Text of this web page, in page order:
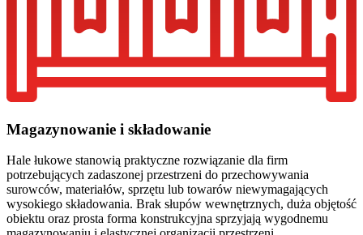
Magazynowanie i składowanie
Hale łukowe stanowią praktyczne rozwiązanie dla firm
potrzebujących zadaszonej przestrzeni do przechowywania
surowców, materiałów, sprzętu lub towarów niewymagających
wysokiego składowania. Brak słupów wewnętrznych, duża objętość
obiektu oraz prosta forma konstrukcyjna sprzyjają wygodnemu